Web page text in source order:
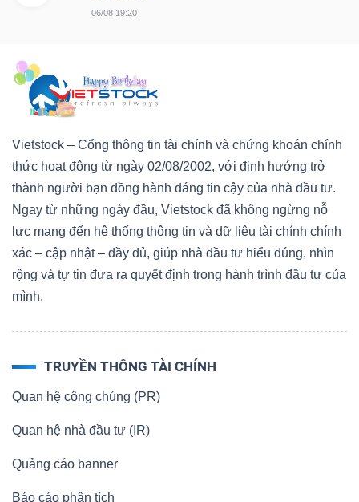
06/08 19:20
Vietstock – Cổng thông tin tài chính và chứng khoán chính
thức hoạt động từ ngày 02/08/2002, với định hướng trở
thành người bạn đồng hành đáng tin cậy của nhà đầu tư.
Ngay từ những ngày đầu, Vietstock đã không ngừng nỗ
lực mang đến hệ thống thông tin và dữ liệu tài chính chính
xác – cập nhật – đầy đủ, giúp nhà đầu tư hiểu đúng, nhìn
rộng và tự tin đưa ra quyết định trong hành trình đầu tư của
mình.
TRUYỀN THÔNG TÀI CHÍNH
Quan hệ công chúng (PR)
Quan hệ nhà đầu tư (IR)
Quảng cáo banner
Báo cáo phân tích